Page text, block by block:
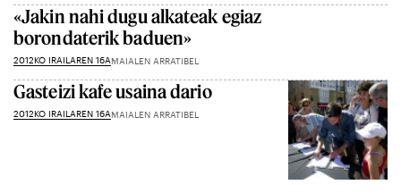
«Jakin nahi dugu alkateak egiaz
borondaterik baduen»
2012KO IRAILAREN 16AMAIALEN ARRATIBEL
Gasteizi kafe usaina dario
2012KO IRAILAREN 16AMAIALEN ARRATIBEL